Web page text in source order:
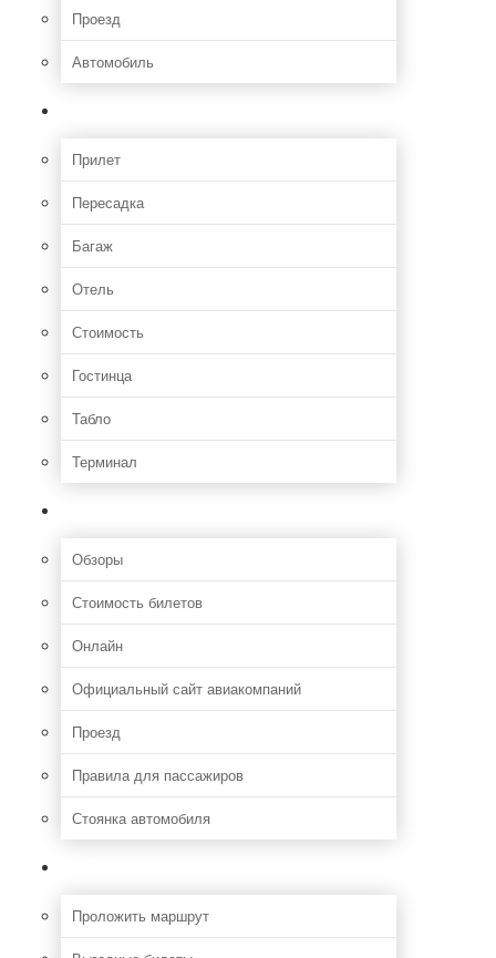
Проезд
Автомобиль
Прилет
Пересадка
Багаж
Отель
Стоимость
Гостинца
Табло
Терминал
Обзоры
Стоимость билетов
Онлайн
Официальный сайт авиакомпаний
Проезд
Правила для пассажиров
Стоянка автомобиля
Проложить маршрут